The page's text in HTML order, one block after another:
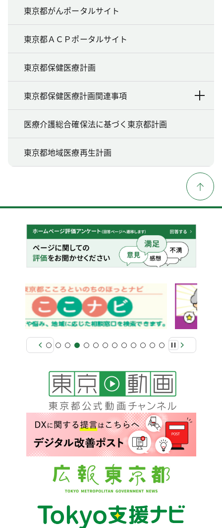
東京都がんポータルサイト
東京都ＡＣＰポータルサイト
東京都保健医療計画
東京都保健医療計画関連事項
医療介護総合確保法に基づく東京都計画
東京都地域医療再生計画